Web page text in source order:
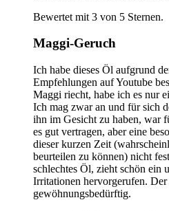
Bewertet mit 3 von 5 Sternen.
Maggi-Geruch
Ich habe dieses Öl aufgrund
Empfehlungen auf Youtube
Maggi riecht, habe ich es nur
Ich mag zwar an und für sich
ihn im Gesicht zu haben, war
es gut vertragen, aber eine
dieser kurzen Zeit
beurteilen zu können) nicht
schlechtes Öl, zieht schön ein
Irritationen hervorgerufen.
gewöhnungsbedürftig.